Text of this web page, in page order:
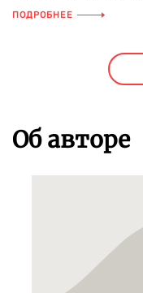
ПОДРОБНЕЕ
Об авторе